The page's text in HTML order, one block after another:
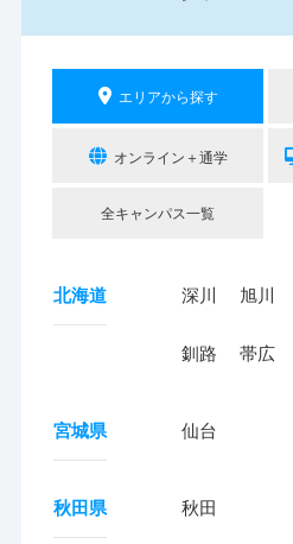
エリアから探す
オンライン＋通学
全キャンパス一覧
北海道 深川 旭川
釧路 帯広
宮城県 仙台
秋田県 秋田